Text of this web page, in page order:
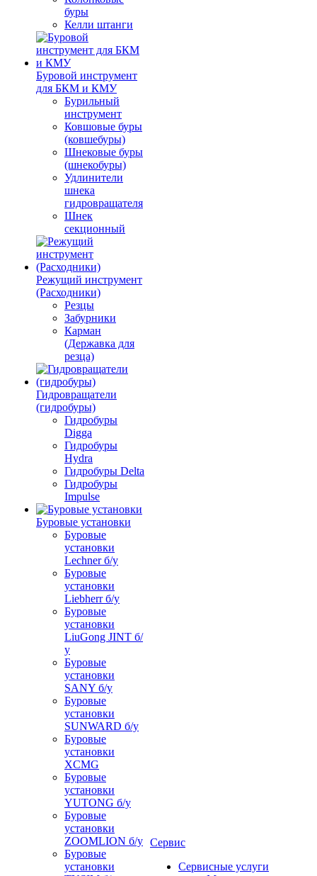
буры
Келли штанги
Буровой инструмент
для БКМ и КМУ
Бурильный
инструмент
Ковшовые буры
(ковшебуры)
Шнековые буры
(шнекобуры)
Удлинители
шнека
гидровращателя
Шнек
секционный
Режущий инструмент
(Расходники)
Резцы
Забурники
Карман
(Державка для
резца)
Гидровращатели
(гидробуры)
Гидробуры
Digga
Гидробуры
Hydra
Гидробуры Delta
Гидробуры
Impulse
Буровые установки
Буровые
установки
Lechner б/у
Буровые
установки
Liebherr б/у
Буровые
установки
LiuGong JINT б/
у
Буровые
установки
SANY б/у
Буровые
установки
SUNWARD б/у
Буровые
установки
XCMG
Буровые
установки
YUTONG б/у
Буровые
установки
ZOOMLION б/у
Буровые
установки
Сервис
Сервисные услуги